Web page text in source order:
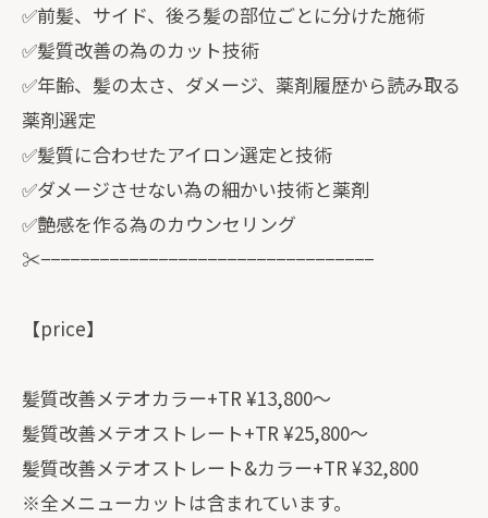
✅前髪、サイド、後ろ髪の部位ごとに分けた施術
✅髪質改善の為のカット技術
✅年齢、髪の太さ、ダメージ、薬剤履歴から読み取る
薬剤選定
✅髪質に合わせたアイロン選定と技術
✅ダメージさせない為の細かい技術と薬剤
✅艶感を作る為のカウンセリング
✂︎−−−−−−−−−−−−−−−−−−−−−−−−−−−−−−−−−−
【price】
髪質改善メテオカラー+TR ¥13,800〜
髪質改善メテオストレート+TR ¥25,800〜
髪質改善メテオストレート&カラー+TR ¥32,800
※全メニューカットは含まれています。